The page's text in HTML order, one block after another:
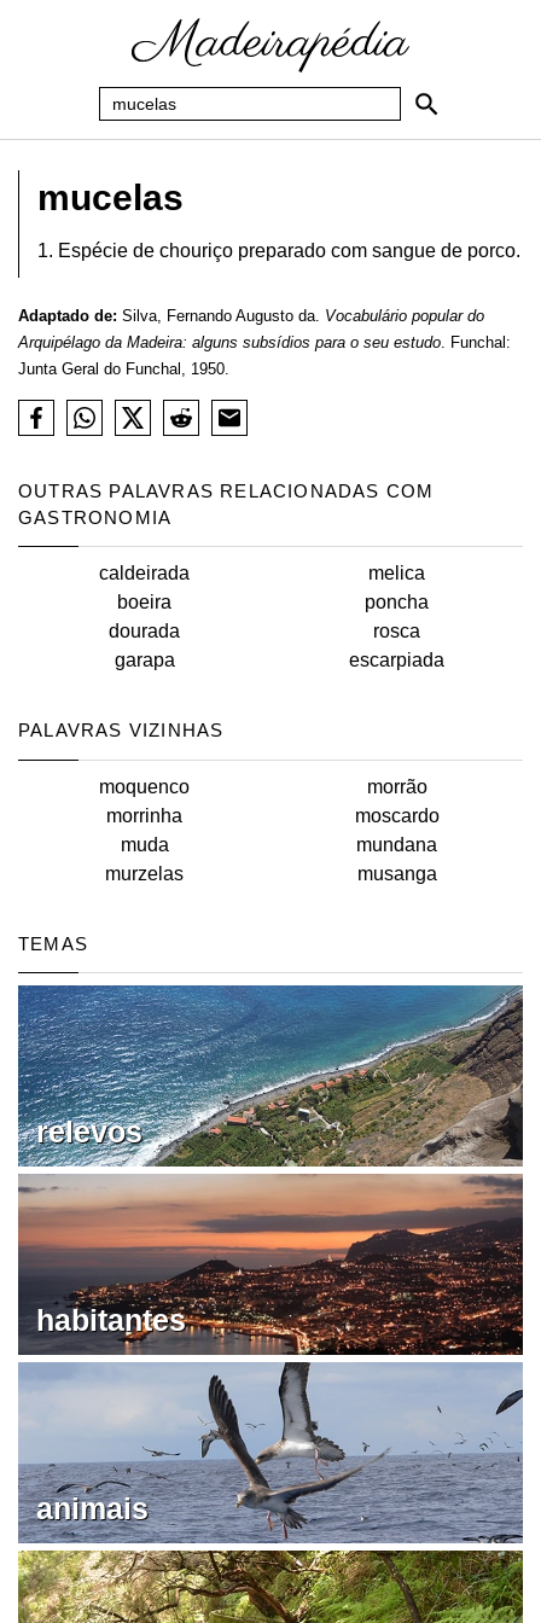
mucelas
1. Espécie de chouriço preparado com sangue de porco.
Adaptado de: Silva, Fernando Augusto da. Vocabulário popular do
Arquipélago da Madeira: alguns subsídios para o seu estudo. Funchal:
Junta Geral do Funchal, 1950.
OUTRAS PALAVRAS RELACIONADAS COM
GASTRONOMIA
caldeirada
melica
boeira
poncha
dourada
rosca
garapa
escarpiada
PALAVRAS VIZINHAS
moquenco
morrão
morrinha
moscardo
muda
mundana
murzelas
musanga
TEMAS
relevos
habitantes
animais